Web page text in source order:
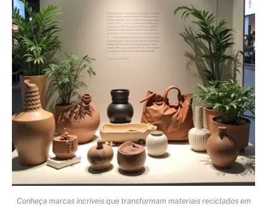
Conheça marcas incríveis que transformam materiais reciclados em